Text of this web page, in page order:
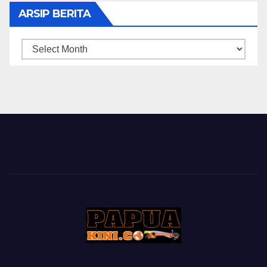
ARSIP BERITA
ARSIP